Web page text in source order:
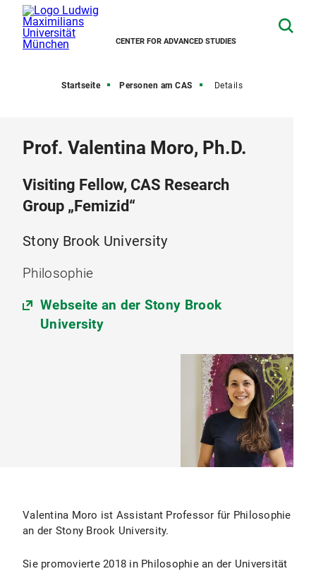
CENTER FOR ADVANCED STUDIES
Startseite Personen am CAS Details
Prof. Valentina Moro, Ph.D.
Visiting Fellow, CAS Research
Group „Femizid“
Stony Brook University
Philosophie
Webseite an der Stony Brook
University
Valentina Moro ist Assistant Professor für Philosophie
an der Stony Brook University.
Sie promovierte 2018 in Philosophie an der Universität